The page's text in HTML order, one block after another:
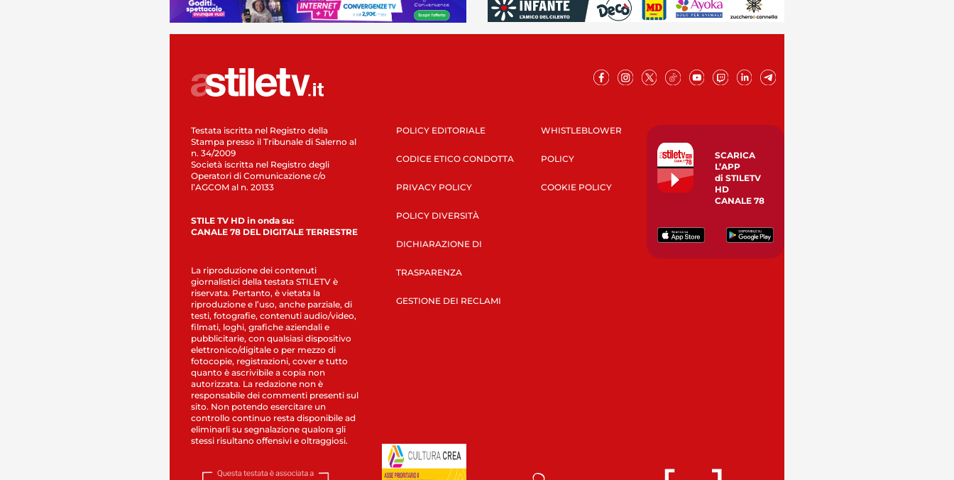
Testata iscritta nel Registro della
Stampa presso il Tribunale di Salerno al
n. 34/2009
Società iscritta nel Registro degli
Operatori di Comunicazione c/o
l’AGCOM al n. 20133
STILE TV HD in onda su:
CANALE 78 DEL DIGITALE TERRESTRE
La riproduzione dei contenuti
giornalistici della testata STILETV è
riservata. Pertanto, è vietata la
riproduzione e l’uso, anche parziale, di
testi, fotografie, contenuti audio/video,
filmati, loghi, grafiche aziendali e
pubblicitarie, con qualsiasi dispositivo
elettronico/digitale o per mezzo di
fotocopie, registrazioni, cover e tutto
quanto è ascrivibile a copia non
autorizzata. La redazione non è
responsabile dei commenti presenti sul
sito. Non potendo esercitare un
controllo continuo resta disponibile ad
eliminarli su segnalazione qualora gli
stessi risultano offensivi e oltraggiosi.
POLICY EDITORIALE
CODICE ETICO CONDOTTA
PRIVACY POLICY
POLICY DIVERSITÀ
DICHIARAZIONE DI
TRASPARENZA
GESTIONE DEI RECLAMI
WHISTLEBLOWER
POLICY
COOKIE POLICY
SCARICA
L’APP
di STILETV
HD
CANALE 78